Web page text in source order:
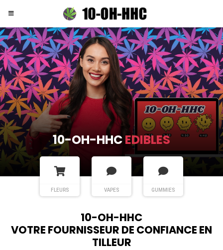
10-OH-HHCFLEURS
FLEURS VAPES GUMMIES
10-OH-HHC
VOTRE FOURNISSEUR DE CONFIANCE EN
TILLEUR